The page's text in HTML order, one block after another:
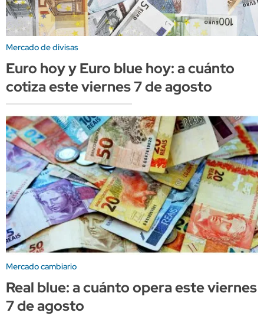
Mercado de divisas
Euro hoy y Euro blue hoy: a cuánto
cotiza este viernes 7 de agosto
Mercado cambiario
Real blue: a cuánto opera este viernes
7 de agosto